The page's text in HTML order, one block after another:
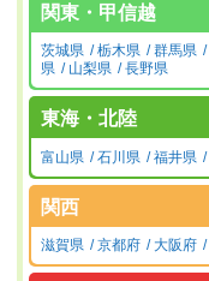
関東・甲信越
茨城県 栃木県 群馬県
県
山梨県 長野県
東海・北陸
富山県 石川県 福井県
関西
滋賀県 京都府 大阪府